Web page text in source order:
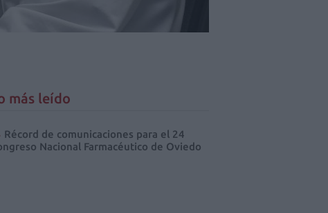
más leído
Récord de comunicaciones para el 24
Nacional Farmacéutico de Oviedo